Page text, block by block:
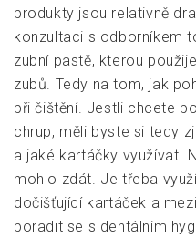
produkty jsou relativně
konzultaci s odborníkem
zubní pastě, kterou
zubů. Tedy na tom, jak
při čištění. Jestli chcete
chrup, měli byste si tedy
a jaké kartáčky využívat.
mohlo zdát. Je třeba
dočišťující kartáček a
poradit se s dentálním